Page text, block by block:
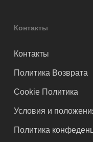
Контакты
Контакты
Политика Возврата
Cookie Политика
Условия и
Политика